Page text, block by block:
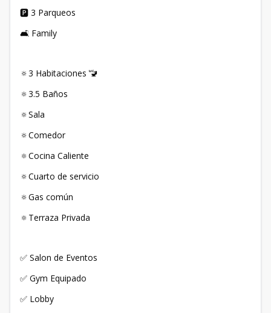
🅿️ 3 Parqueos
🛋️ Family
🔅3 Habitaciones 🚾
🔅3.5 Baños
🔅Sala
🔅Comedor
🔅Cocina Caliente
🔅Cuarto de servicio
🔅Gas común
🔅Terraza Privada
✅ Salon de Eventos
✅ Gym Equipado
✅ Lobby